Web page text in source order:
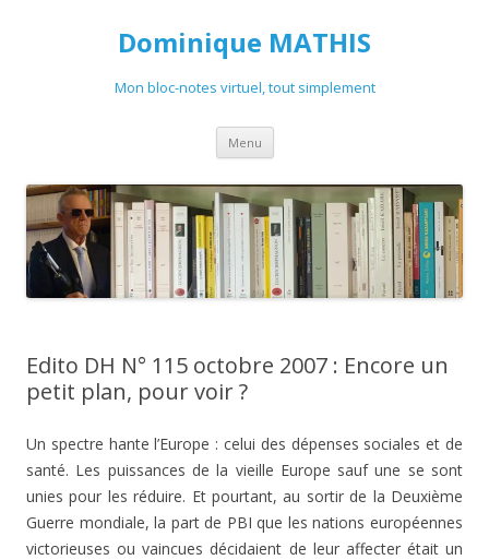
Dominique MATHIS
Mon bloc-notes virtuel, tout simplement
Menu Aller
contenu
Edito DH N° 115 octobre 2007 : Encore un
petit plan, pour voir ?
Un spectre hante l’Europe : celui des dépenses sociales et de
santé. Les puissances de la vieille Europe sauf une se sont
unies pour les réduire. Et pourtant, au sortir de la Deuxième
Guerre mondiale, la part de PBI que les nations européennes
victorieuses ou vaincues décidaient de leur affecter était un